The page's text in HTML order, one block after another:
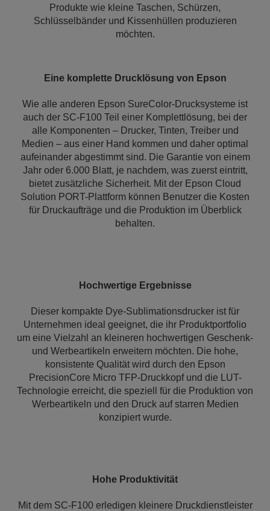
Produkte wie kleine Taschen, Schürzen,
Schlüsselbänder und Kissenhüllen produzieren
möchten.
Eine komplette Drucklösung von Epson
Wie alle anderen Epson SureColor-Drucksysteme ist
auch der SC-F100 Teil einer Komplettlösung, bei der
alle Komponenten – Drucker, Tinten, Treiber und
Medien – aus einer Hand kommen und daher optimal
aufeinander abgestimmt sind. Die Garantie von einem
Jahr oder 6.000 Blatt, je nachdem, was zuerst eintritt,
bietet zusätzliche Sicherheit. Mit der Epson Cloud
Solution PORT-Plattform können Benutzer die Kosten
für Druckaufträge und die Produktion im Überblick
behalten.
Hochwertige Ergebnisse
Dieser kompakte Dye-Sublimationsdrucker ist für
Unternehmen ideal geeignet, die ihr Produktportfolio
um eine Vielzahl an kleineren hochwertigen Geschenk-
und Werbeartikeln erweitern möchten. Die hohe,
konsistente Qualität wird durch den Epson
PrecisionCore Micro TFP-Druckkopf und die LUT-
Technologie erreicht, die speziell für die Produktion von
Werbeartikeln und den Druck auf starren Medien
konzipiert wurde.
Hohe Produktivität
Mit dem SC-F100 erledigen kleinere Druckdienstleister